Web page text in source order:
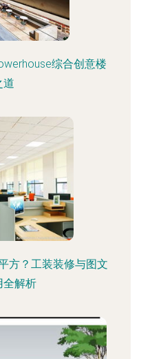
综合创意楼
道
方？工装装修与图文
全解析